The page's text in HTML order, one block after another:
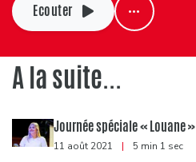
Ecouter
A la suite...
Journée spéciale « Louane »
11 août 2021 | 5 min 1 sec